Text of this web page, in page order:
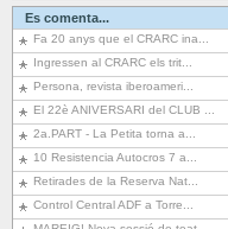
Es comenta...
Fa 20 anys que el CRARC ina...
Ingressen al CRARC els trit...
Persona, revista iberoameri...
El 22è ANIVERSARI del CLUB ...
2a.PART - La Petita torna a...
10 Resistencia Autocros 7 a...
Retirades de la Reserva Nat...
Control Central ADF a Torre...